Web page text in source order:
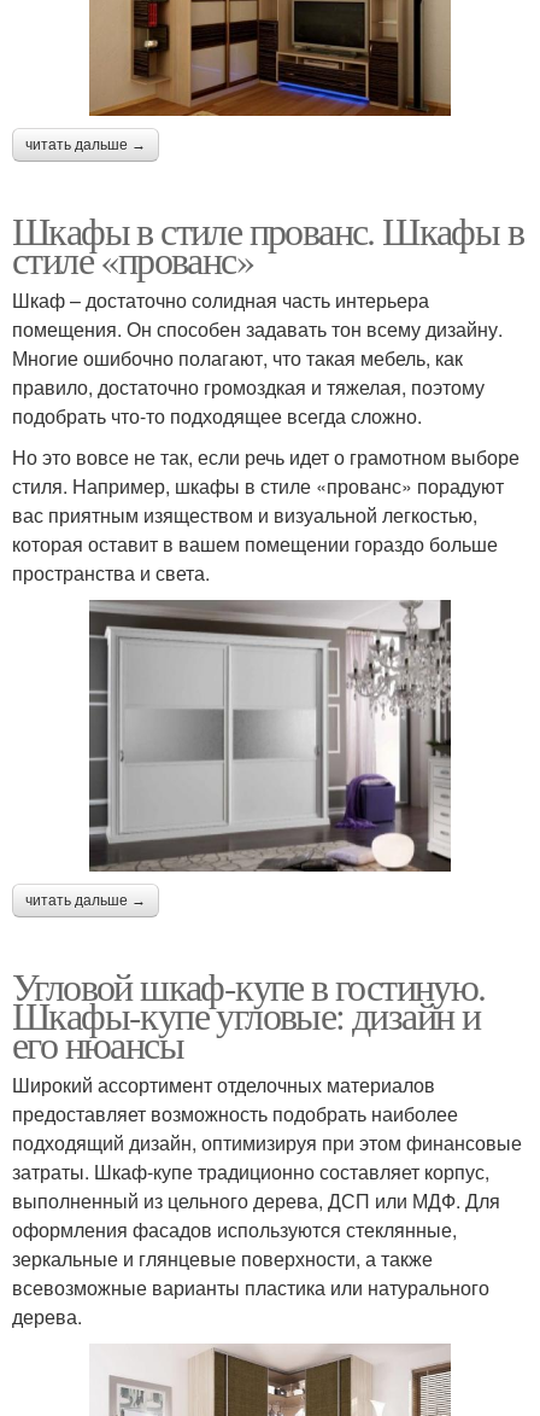
читать дальше →
Шкафы в стиле прованс. Шкафы в
стиле «прованс»
Шкаф – достаточно солидная часть интерьера
помещения. Он способен задавать тон всему дизайну.
Многие ошибочно полагают, что такая мебель, как
правило, достаточно громоздкая и тяжелая, поэтому
подобрать что-то подходящее всегда сложно.
Но это вовсе не так, если речь идет о грамотном выборе
стиля. Например, шкафы в стиле «прованс» порадуют
вас приятным изяществом и визуальной легкостью,
которая оставит в вашем помещении гораздо больше
пространства и света.
читать дальше →
Угловой шкаф-купе в гостиную.
Шкафы-купе угловые: дизайн и
его нюансы
Широкий ассортимент отделочных материалов
предоставляет возможность подобрать наиболее
подходящий дизайн, оптимизируя при этом финансовые
затраты. Шкаф-купе традиционно составляет корпус,
выполненный из цельного дерева, ДСП или МДФ. Для
оформления фасадов используются стеклянные,
зеркальные и глянцевые поверхности, а также
всевозможные варианты пластика или натурального
дерева.